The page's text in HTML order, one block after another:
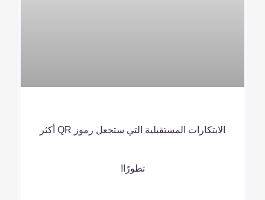
الابتكارات المستقبلية التي ستجعل رموز QR أكثر
تطورًا!